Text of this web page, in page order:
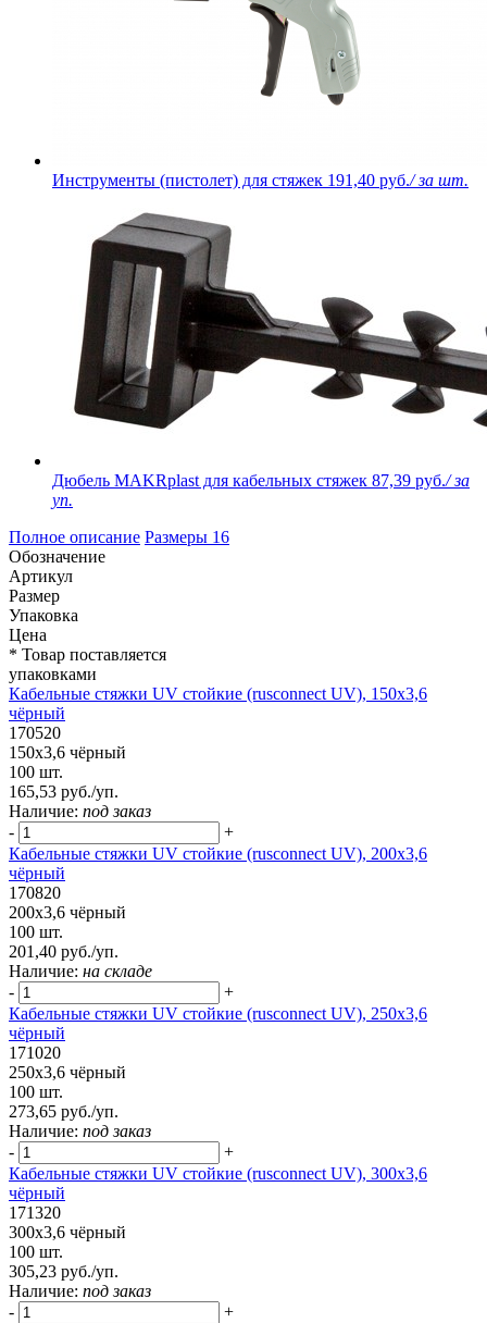
Инструменты (пистолет) для стяжек 191,40 руб./ за шт.
Дюбель MAKRplast для кабельных стяжек 87,39 руб./ за
уп.
Полное описание Размеры 16
Обозначение
Артикул
Размер
Упаковка
Цена
* Товар поставляется
упаковками
Кабельные стяжки UV стойкие (rusconnect UV), 150х3,6
чёрный
170520
150х3,6 чёрный
100 шт.
165,53 руб./уп.
Наличие: под заказ
-
+
Кабельные стяжки UV стойкие (rusconnect UV), 200х3,6
чёрный
170820
200х3,6 чёрный
100 шт.
201,40 руб./уп.
Наличие: на складе
-
+
Кабельные стяжки UV стойкие (rusconnect UV), 250x3,6
чёрный
171020
250x3,6 чёрный
100 шт.
273,65 руб./уп.
Наличие: под заказ
-
+
Кабельные стяжки UV стойкие (rusconnect UV), 300х3,6
чёрный
171320
300х3,6 чёрный
100 шт.
305,23 руб./уп.
Наличие: под заказ
-
+